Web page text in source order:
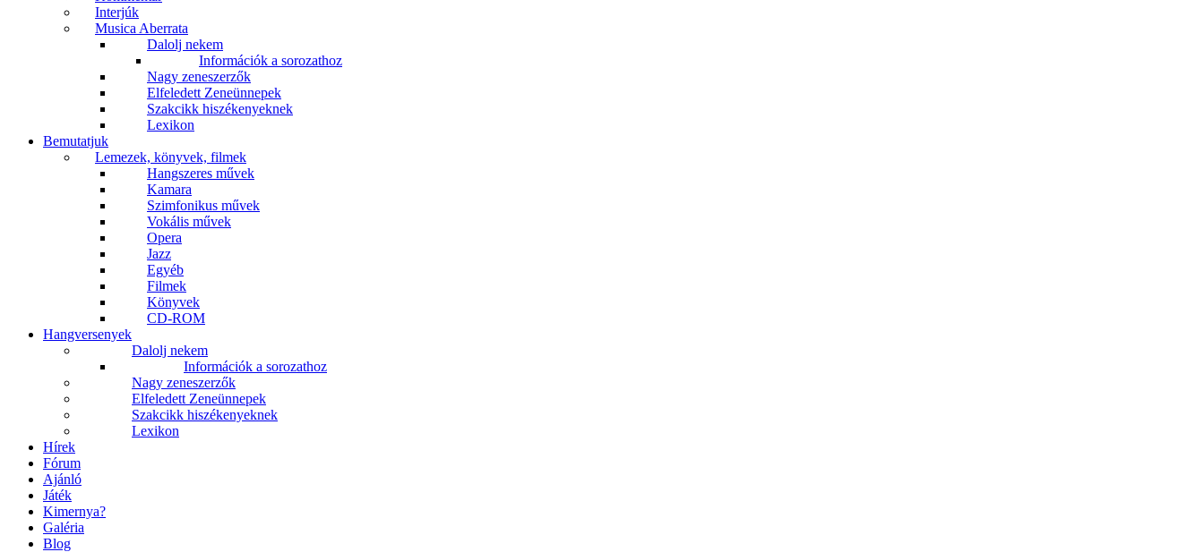
Interjúk
Musica Aberrata
Dalolj nekem
Információk a sorozathoz
Nagy zeneszerzők
Elfeledett Zeneünnepek
Szakcikk hiszékenyeknek
Lexikon
Bemutatjuk
Lemezek, könyvek, filmek
Hangszeres művek
Kamara
Szimfonikus művek
Vokális művek
Opera
Jazz
Egyéb
Filmek
Könyvek
CD-ROM
Hangversenyek
Dalolj nekem
Információk a sorozathoz
Nagy zeneszerzők
Elfeledett Zeneünnepek
Szakcikk hiszékenyeknek
Lexikon
Hírek
Fórum
Ajánló
Játék
Kimernya?
Galéria
Blog